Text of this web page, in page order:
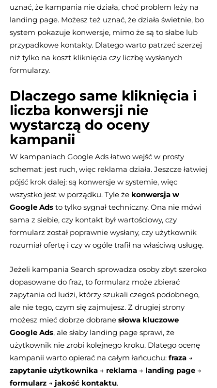
uznać, że kampania nie działa, choć problem leży na
landing page. Możesz też uznać, że działa świetnie, bo
system pokazuje konwersje, mimo że są to słabe lub
przypadkowe kontakty. Dlatego warto patrzeć szerzej
niż tylko na koszt kliknięcia czy liczbę wysłanych
formularzy.
Dlaczego same kliknięcia i
liczba konwersji nie
wystarczą do oceny
kampanii
W kampaniach Google Ads łatwo wejść w prosty
schemat: jest ruch, więc reklama działa. Jeszcze łatwiej
pójść krok dalej: są konwersje w systemie, więc
wszystko jest w porządku. Tyle że konwersja w
Google Ads to tylko sygnał techniczny. Ona nie mówi
sama z siebie, czy kontakt był wartościowy, czy
formularz został poprawnie wysłany, czy użytkownik
rozumiał ofertę i czy w ogóle trafił na właściwą usługę.
Jeżeli kampania Search sprowadza osoby zbyt szeroko
dopasowane do fraz, to formularz może zbierać
zapytania od ludzi, którzy szukali czegoś podobnego,
ale nie tego, czym się zajmujesz. Z drugiej strony
możesz mieć dobrze dobrane słowa kluczowe
Google Ads, ale słaby landing page sprawi, że
użytkownik nie zrobi kolejnego kroku. Dlatego ocenę
kampanii warto opierać na całym łańcuchu: fraza →
zapytanie użytkownika → reklama → landing page →
formularz → jakość kontaktu.